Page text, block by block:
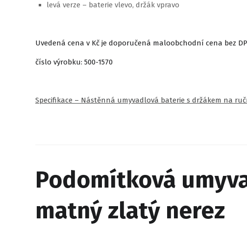
levá verze – baterie vlevo, držák vpravo
Uvedená cena v Kč je doporučená maloobchodní cena bez
číslo výrobku: 500-1570
Specifikace – Nástěnná umyvadlová baterie s držákem na
Podomítková
matný zlatý nerez